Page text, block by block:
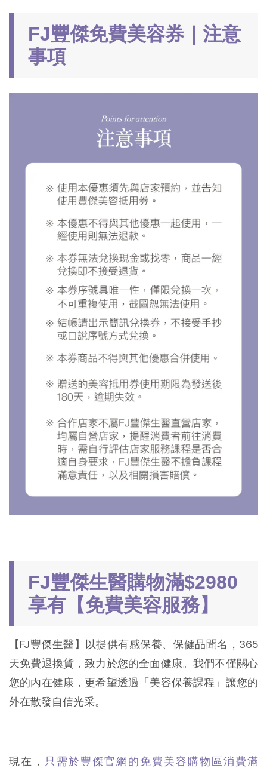
FJ豐傑免費美容券｜注意
事項
FJ豐傑生醫購物滿$2980
享有【免費美容服務】
【FJ豐傑生醫】以提供有感保養、保健品聞名，365
天免費退換貨，致力於您的全面健康。我們不僅關心
您的內在健康，更希望透過「美容保養課程」讓您的
外在散發自信光采。
現在，
只需於豐傑官網的免費美容購物區消費滿